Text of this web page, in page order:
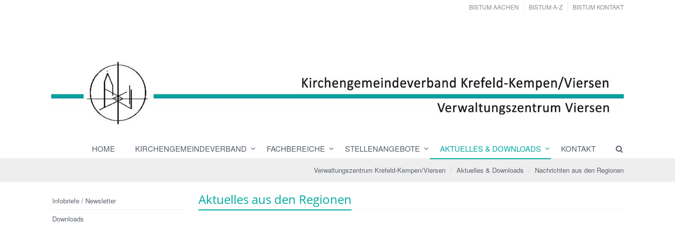
BISTUM AACHEN BISTUM A-Z BISTUM KONTAKT
HOME KIRCHENGEMEINDEVERBAND FACHBEREICHE STELLENANGEBOTE AKTUELLES & DOWNLOADS KONTAKT
Verwaltungszentrum Krefeld-Kempen/Viersen Aktuelles & Downloads Nachrichten aus den Regionen
Aktuelles aus den Regionen
Infobriefe / Newsletter
Downloads